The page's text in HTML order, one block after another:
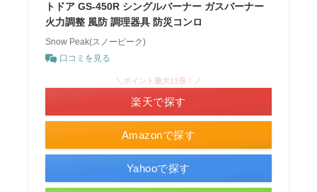
トドア GS-450R シングルバーナー ガスバーナー
火力調整 風防 調理器具 防災コンロ
Snow Peak(スノーピーク)
口コミを見る
Amazonで探す
＼ポイント最大11倍！／
楽天で探す
Yahooで探す